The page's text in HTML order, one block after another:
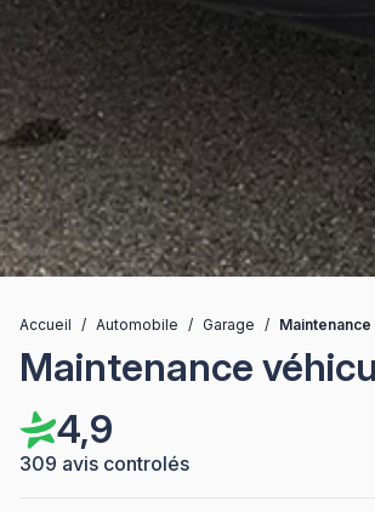
Accueil / Automobile / Garage /
Maintenance
4,9
309 avis controlés